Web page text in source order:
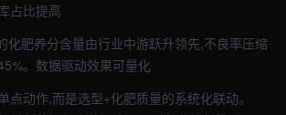
占比提高
化肥养分含量由行业中游跃升领先,不良率压缩
。数据驱动效果可量化
点动作,而是选型+化肥质量的系统化联动。